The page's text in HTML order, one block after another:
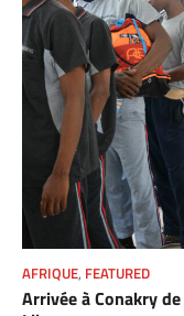
AFRIQUE, FEATURED
Arrivée à Conakry